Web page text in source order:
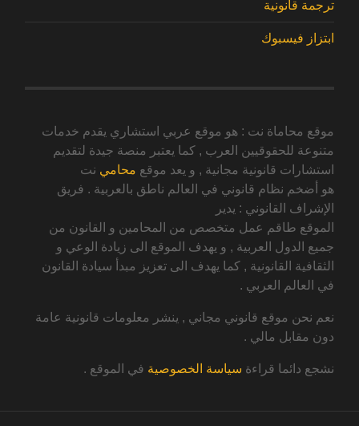
ترجمة قانونية
ابتزاز فيسبوك
موقع محاماة نت : هو موقع عربي استشاري يقدم خدمات
متنوعة للحقوقيين العرب , كما يعتبر منصة جيدة لتقديم
استشارات قانونية مجانية , و يعد موقع محامي نت
هو أضخم نظام قانوني في العالم ناطق بالعربية . فريق
الإشراف القانوني : يدير
الموقع طاقم عمل متخصص من المحامين و القانون من
جميع الدول العربية , و يهدف الموقع الى زيادة الوعي و
الثقافية القانونية , كما يهدف الى تعزيز مبدأ سيادة القانون
في العالم العربي .
نعم نحن موقع قانوني مجاني , ينشر معلومات قانونية عامة
دون مقابل مالي .
نشجع دائما قراءة سياسة الخصوصية في الموقع .